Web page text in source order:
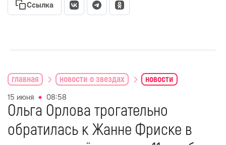
Ссылка
главная новости о звездах новости
15 июня 08:58
Ольга Орлова трогательно
обратилась к Жанне Фриске в